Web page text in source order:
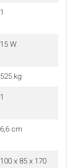
1
15 W
525 kg
1
6,6 cm
100 x 85 x 170